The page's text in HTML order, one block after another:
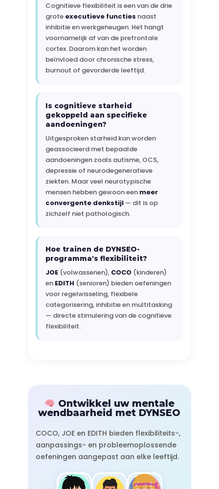
Cognitieve flexibiliteit is een van de drie
grote executieve functies naast
inhibitie en werkgeheugen. Het hangt
voornamelijk af van de prefrontale
cortex. Daarom kan het worden
beïnvloed door chronische stress,
burnout of gevorderde leeftijd.
Is cognitieve starheid
gekoppeld aan specifieke
aandoeningen?
Uitgesproken starheid kan worden
geassocieerd met bepaalde
aandoeningen zoals autisme, OCS,
depressie of neurodegeneratieve
ziekten. Maar veel neurotypische
mensen hebben gewoon een meer
convergente denkstijl— dit is op
zichzelf niet pathologisch.
Hoe trainen de DYNSEO-
programma's flexibiliteit?
JOE(volwassenen), COCO(kinderen)
en EDITH (senioren) bieden oefeningen
voor regelwisseling, flexibele
categorisering, inhibitie en multitasking
— directe stimulering van de cognitieve
flexibiliteit.
Ontwikkel uw mentale
wendbaarheid met DYNSEO
COCO, JOE en EDITH bieden flexibiliteits-,
aanpassings- en probleemoplossende
oefeningen aangepast aan elke leeftijd.